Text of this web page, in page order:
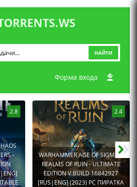
НАЙТИ
Форма входа
2.8
-
2.4
WARHAMMER AGE OF SIGMAR:
REALMS OF RUIN - ULTIMATE
EDITION V.BUILD 16842927
[RUS|ENG] (2023) PC ПИРАТКА